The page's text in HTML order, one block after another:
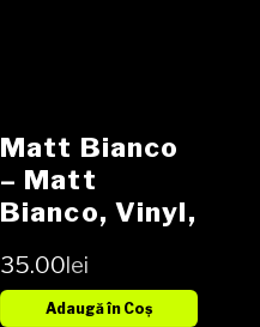
Matt Bianco
– Matt
Bianco, Vinyl,
Media EX,
Cover EX
35.00lei
Adaugă în Coș